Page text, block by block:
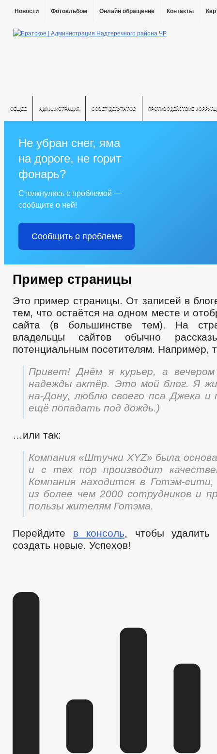
Новости Фотоальбом Онлайн обращение Контакты
ОБЩЕЕ АДМИНИСТРАЦИЯ СОВЕТ ДЕПУТАТОВ ПРОТИВОДЕЙСТВИЕ
Не убран снег, яма
на дороге, не горит
фонарь?
Столкнулись с проблемой —
сообщите о ней!
Сообщить о проблеме
Пример страницы
Это пример страницы. От записей в
тем, что остаётся на одном месте и
сайта (в большинстве тем). На
владельцы сайтов обычно
потенциальным посетителям. Например,
Привет! Днём я курьер, а
надежды актёр. Это мой блог. Я
на-Дону, люблю своего пса Джека и
ещё попадать под дождь.)
…или так:
Компания «Штучки XYZ» была
и с тех пор производит
Компания находится в Готэм-
из более чем 2000 сотрудников и
пользы жителям Готэма.
Перейдите в консоль, чтобы удалить
создать новые. Успехов!